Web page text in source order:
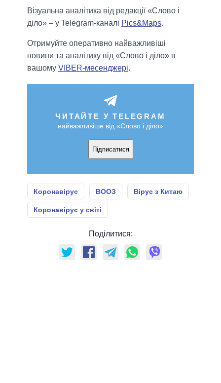
Візуальна аналітика від редакції «Слово і
діло» – у Telegram-каналі Pics&Maps.
Отримуйте оперативно найважливіші
новини та аналітику від «Слово і діло» в
вашому VIBER-месенджері.
ЧИТАЙТЕ У TELEGRAM
найважливіше від «Слово і діло»
Підписатися
Коронавірус ВООЗ Вірус з Китаю
Коронавірус у світі
Поділитися: